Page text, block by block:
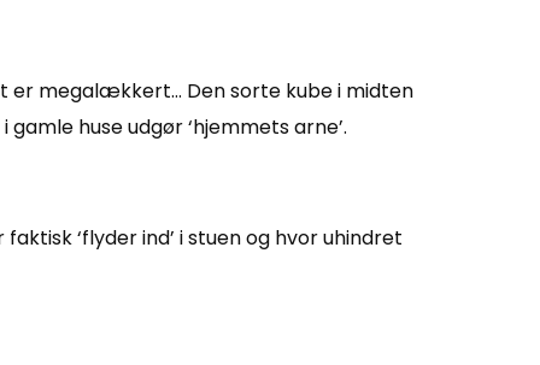
er megalækkert… Den sorte kube i midten
huse udgør ‘hjemmets arne’.
‘flyder ind’ i stuen og hvor uhindret